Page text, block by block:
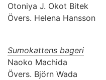
Otoniya J. Okot Bitek
Övers. Helena Hansson
Sumokattens bageri
Naoko Machida
Övers. Björn Wada